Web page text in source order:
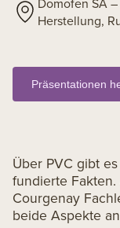
Herstellung,
Präsentationen
Über PVC gibt
fundierte
Courgenay
beide Aspekte